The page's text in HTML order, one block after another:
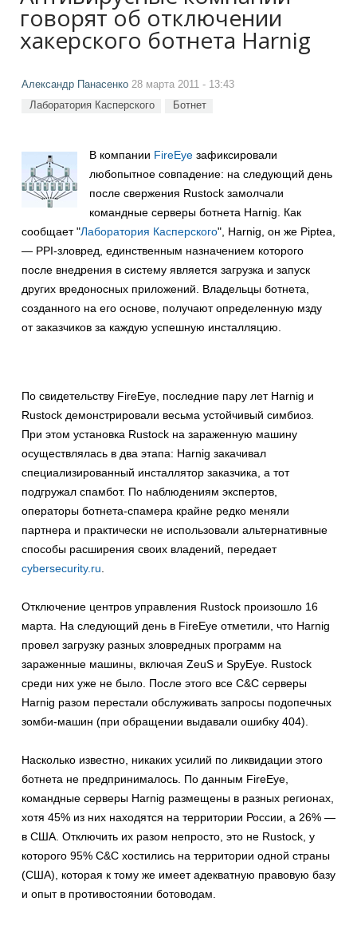
говорят об отключении
хакерского ботнета Harnig
Александр Панасенко 28 марта 2011 - 13:43
Лаборатория Касперского Ботнет
В компании FireEye зафиксировали
любопытное совпадение: на следующий день
после свержения Rustock замолчали
командные серверы ботнета Harnig. Как
сообщает "Лаборатория Касперского", Harnig, он же Piptea,
― PPI-зловред, единственным назначением которого
после внедрения в систему является загрузка и запуск
других вредоносных приложений. Владельцы ботнета,
созданного на его основе, получают определенную мзду
от заказчиков за каждую успешную инсталляцию.
По свидетельству FireEye, последние пару лет Harnig и
Rustock демонстрировали весьма устойчивый симбиоз.
При этом установка Rustock на зараженную машину
осуществлялась в два этапа: Harnig закачивал
специализированный инсталлятор заказчика, а тот
подгружал спамбот. По наблюдениям экспертов,
операторы ботнета-спамера крайне редко меняли
партнера и практически не использовали альтернативные
способы расширения своих владений, передает
cybersecurity.ru
Отключение центров управления Rustock произошло 16
марта. На следующий день в FireEye отметили, что Harnig
провел загрузку разных зловредных программ на
зараженные машины, включая ZeuS и SpyEye. Rustock
среди них уже не было. После этого все C&C серверы
Harnig разом перестали обслуживать запросы подопечных
зомби-машин (при обращении выдавали ошибку 404).
Насколько известно, никаких усилий по ликвидации этого
ботнета не предпринималось. По данным FireEye,
командные серверы Harnig размещены в разных регионах,
хотя 45% из них находятся на территории России, а 26% ―
в США. Отключить их разом непросто, это не Rustock, у
которого 95% C&C хостились на территории одной страны
(США), которая к тому же имеет адекватную правовую базу
и опыт в противостоянии ботоводам.